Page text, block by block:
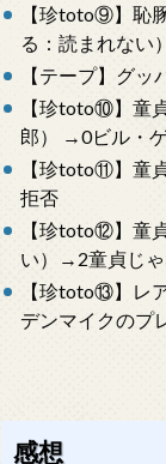
【珍toto⑨】恥
る：読まれない
【テープ】グッ
【珍toto⑩】童
郎） →0ビル・
【珍toto⑪】童
拒否
【珍toto⑫】童
い）→2童貞じ
【珍toto⑬】レ
デンマイクのプ
感想